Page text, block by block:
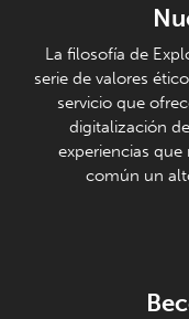
La filosofía de
serie de valores
servicio que
digitalización
experiencias
común un